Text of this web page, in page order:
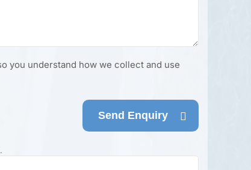
you understand how we collect and use
Send Enquiry